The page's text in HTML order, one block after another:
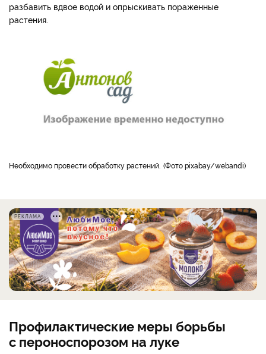
разбавить вдвое водой и опрыскивать пораженные
растения.
Необходимо провести обработку растений. Фото pixabay/webandi
РЕКЛАМА
Профилактические меры борьбы
с пероноспорозом на луке